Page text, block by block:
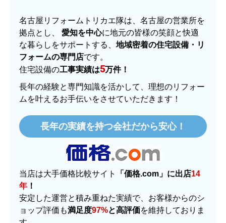
名古屋リフォームトリカエ隊は、名古屋の営業所を
拠点とし、愛知を中心に地元の皆様の笑顔と快適
な暮らしをサポートする、地域密着の住宅設備・リ
フォームの専門店です。
住宅設備の工事実績は5万件！
長年の経験と専門知識を活かして、理想のリフォー
ムを叶えるお手伝いをさせていただきます！